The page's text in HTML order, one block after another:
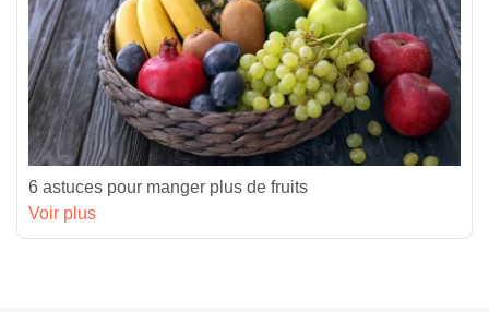
6 astuces pour manger plus de fruits
Voir plus